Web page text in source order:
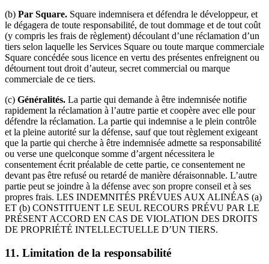
(b) Par Square. Square indemnisera et défendra le développeur, et
le dégagera de toute responsabilité, de tout dommage et de tout coût
(y compris les frais de règlement) découlant d’une réclamation d’un
tiers selon laquelle les Services Square ou toute marque commerciale
Square concédée sous licence en vertu des présentes enfreignent ou
détournent tout droit d’auteur, secret commercial ou marque
commerciale de ce tiers.
(c) Généralités. La partie qui demande à être indemnisée notifie
rapidement la réclamation à l’autre partie et coopère avec elle pour
défendre la réclamation. La partie qui indemnise a le plein contrôle
et la pleine autorité sur la défense, sauf que tout règlement exigeant
que la partie qui cherche à être indemnisée admette sa responsabilité
ou verse une quelconque somme d’argent nécessitera le
consentement écrit préalable de cette partie, ce consentement ne
devant pas être refusé ou retardé de manière déraisonnable. L’autre
partie peut se joindre à la défense avec son propre conseil et à ses
propres frais. LES INDEMNITÉS PRÉVUES AUX ALINÉAS (a)
ET (b) CONSTITUENT LE SEUL RECOURS PRÉVU PAR LE
PRÉSENT ACCORD EN CAS DE VIOLATION DES DROITS
DE PROPRIÉTÉ INTELLECTUELLE D’UN TIERS.
11. Limitation de la responsabilité